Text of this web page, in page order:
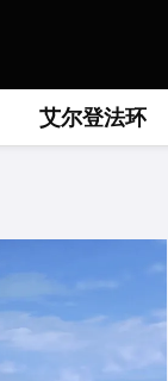
艾尔登法环